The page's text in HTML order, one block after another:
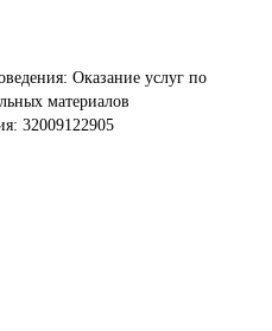
Оказание услуг по
материалов
32009122905